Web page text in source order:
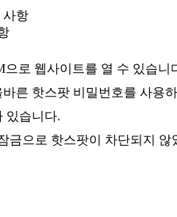
사항
으로 웹사이트를 열 수 있습니
른 핫스팟 비밀번호를 사용
있습니다.
금으로 핫스팟이 차단되지 않